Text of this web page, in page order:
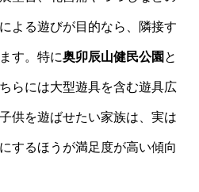
よる遊びが目的なら、隣接す
す。特に奥卯辰山健民公園 と
らには大型遊具を含む遊具広
供を遊ばせたい家族は、実は
するほうが満足度が高い傾向